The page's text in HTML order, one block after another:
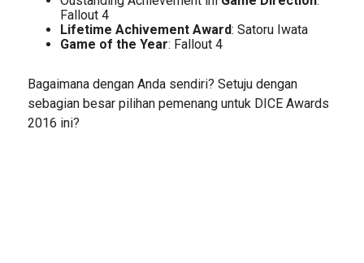
Fallout 4
Lifetime Achivement Award: Satoru Iwata
Game of the Year: Fallout 4
Bagaimana dengan Anda sendiri? Setuju dengan
sebagian besar pilihan pemenang untuk DICE Awards
2016 ini?